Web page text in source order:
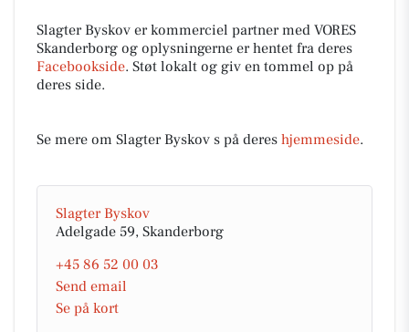
Slagter Byskov er kommerciel partner med VORES
Skanderborg og oplysningerne er hentet fra deres
Facebookside. Støt lokalt og giv en tommel op på
deres side.
Se mere om Slagter Byskov s på deres hjemmeside.
Slagter Byskov
Adelgade 59, Skanderborg
+45 86 52 00 03
Send email
Se på kort